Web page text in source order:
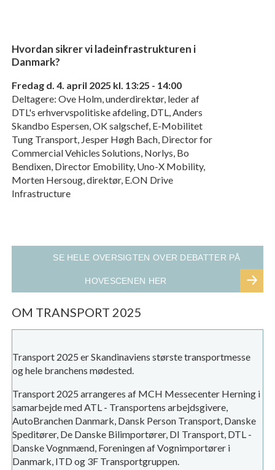
Hvordan sikrer vi ladeinfrastrukturen i
Danmark?
Fredag d. 4. april 2025 kl. 13:25 - 14:00
Deltagere: Ove Holm, underdirektør, leder af
DTL's erhvervspolitiske afdeling, DTL, Anders
Skandbo Espersen, OK salgschef, E-Mobilitet
Tung Transport, Jesper Høgh Bach, Director for
Commercial Vehicles Solutions, Norlys, Bo
Bendixen, Director Emobility, Uno-X Mobility,
Morten Hersoug, direktør, E.ON Drive
Infrastructure
SE HELE OVERSIGTEN OVER DEBATTER PÅ
HOVESCENEN HER
OM TRANSPORT 2025
Transport 2025 er Skandinaviens største transportmesse
og hele branchens mødested.
Transport 2025 arrangeres af MCH Messecenter Herning i
samarbejde med ATL - Transportens arbejdsgivere,
AutoBranchen Danmark, Dansk Person Transport, Danske
Speditører, De Danske Bilimportører, DI Transport, DTL -
Danske Vognmænd, Foreningen af Vognimportører i
Danmark, ITD og 3F Transportgruppen.